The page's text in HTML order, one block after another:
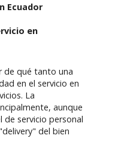
Ecuador
en
de qué tanto una
en el servicio en
La
aunque
de servicio personal
del bien